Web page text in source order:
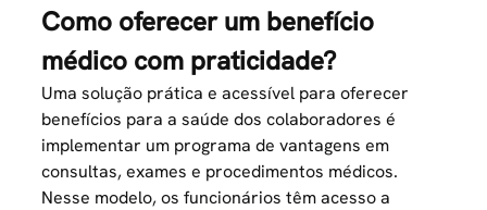
Como oferecer um benefício
médico com praticidade?
Uma solução prática e acessível para oferecer
benefícios para a saúde dos colaboradores é
implementar um programa de vantagens em
consultas, exames e procedimentos médicos.
Nesse modelo, os funcionários têm acesso a